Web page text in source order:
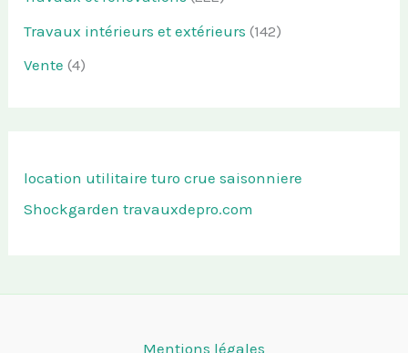
Travaux intérieurs et extérieurs (142)
Vente (4)
location utilitaire turo crue saisonniere
Shockgarden travauxdepro.com
Mentions légales